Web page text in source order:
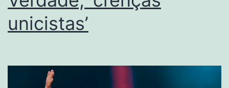
unicistas’